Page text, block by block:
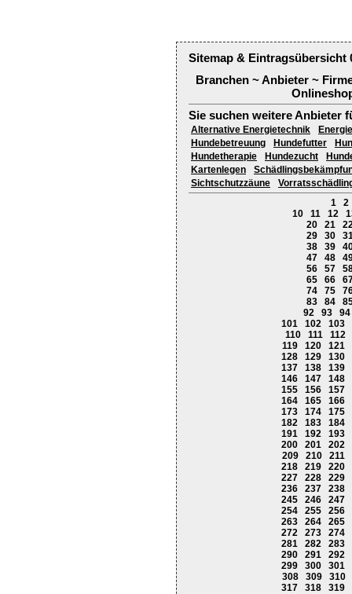
Sitemap & Eintragsübersicht
Branchen ~ Anbieter ~
Sie suchen weitere Anbieter
Alternative Energietechnik
Hundebetreuung
Hundefutter
Hundetherapie
Hundezucht
Kartenlegen
Sichtschutzzäune
1
2
10
11 12
20
21
29
30
38
39
47
48
56
57
65
66
74
75
83
84
92
93
94
101
102
103
110
111
112
119
120 121
128
129
130
137
138
139
146
147
148
155
156
157
164
165
166
173
174
175
182
183
184
191
192
193
200
201
202
209
210 211
218
219
220
227
228
229
236
237
238
245
246
247
254
255
256
263
264
265
272
273
274
281
282
283
290
291
292
299
300
301
308
309
310
317
318
319